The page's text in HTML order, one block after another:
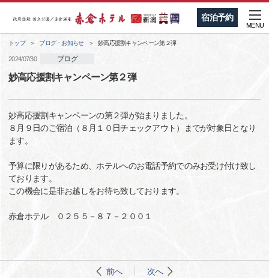
宿泊予約
MENU
トップ ブログ・お知らせ 妙高応援割キャンペーン第２弾
2024/07/30 ブログ
妙高応援割キャンペーン第２弾
妙高応援割キャンペーンの第２弾が始まりました。
８月９日のご宿泊（８月１０日チェックアウト）までが対象日となり
ます。
予算に限りがあるため、ホテルへのお電話予約でのみお受け付け致し
ております。
この機会に是非お越しをお待ち致しております。
赤倉ホテル ０２５５－８７－２００１
前へ 次へ